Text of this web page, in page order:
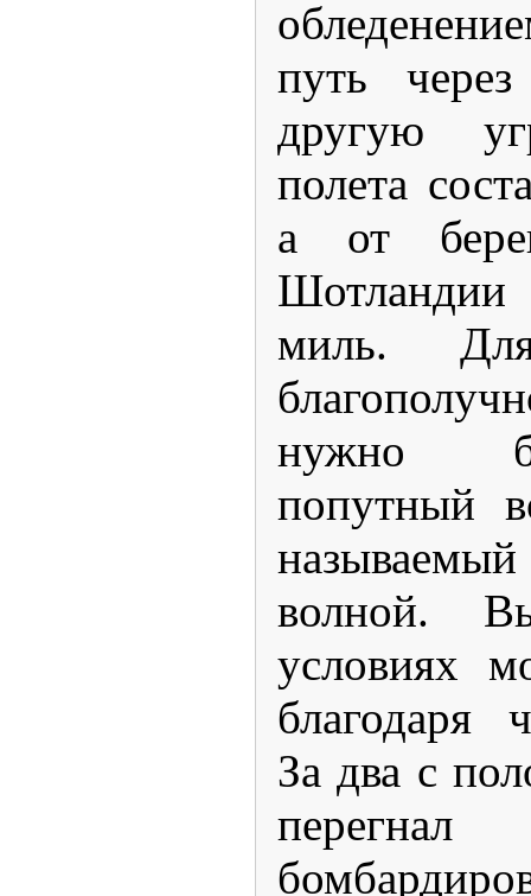
путь
другую
полета
а от
миль.
нужно
попутный
волной.
условиях
благодаря
За два с